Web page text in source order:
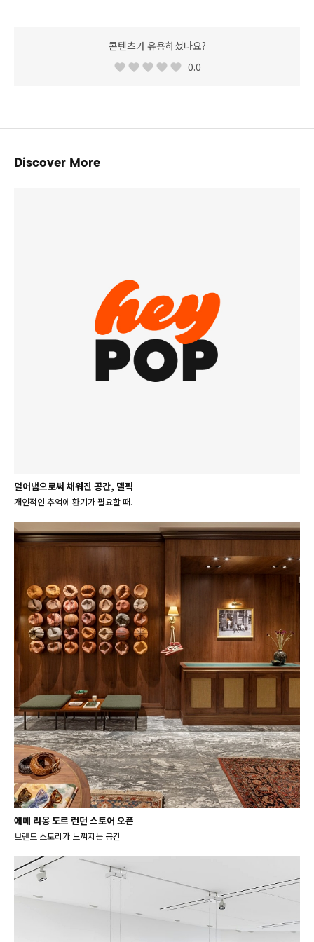
콘텐츠가 유용하셨나요?
0.0
Discover More
덜어냄으로써 채워진 공간, 델픽
개인적인 추억에 환기가 필요할 때.
에메 리옹 도르 런던 스토어 오픈
브랜드 스토리가 느껴지는 공간